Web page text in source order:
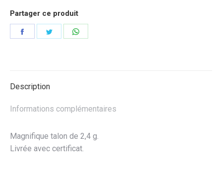
Partager ce produit
Partager Partager
Description
Informations complémentaires
Magnifique talon de 2,4 g.
Livrée avec certificat.